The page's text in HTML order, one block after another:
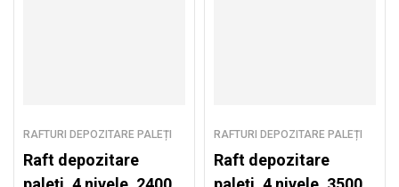
RAFTURI DEPOZITARE PALEȚI
Raft depozitare
RAFTURI DEPOZITARE PALEȚI
Raft depozitare